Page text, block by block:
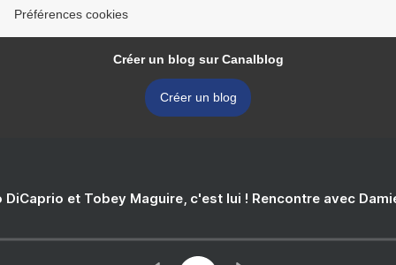
Préférences cookies
Créer un blog sur Canalblog
Créer un blog
DiCaprio et Tobey Maguire, c'est lui ! Rencontre avec